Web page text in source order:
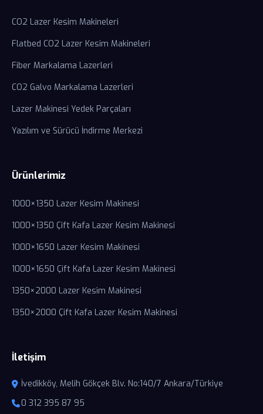
CO2 Lazer Kesim Makineleri
Flatbed CO2 Lazer Kesim Makineleri
Fiber Markalama Lazerleri
CO2 Galvo Markalama Lazerleri
Lazer Makinesi Yedek Parçaları
Yazılım ve Sürücü İndirme Merkezi
Ürünlerimiz
1000×1350 Lazer Kesim Makinesi
1000×1350 Çift Kafa Lazer Kesim Makinesi
1000×1650 Lazer Kesim Makinesi
1000×1650 Çift Kafa Lazer Kesim Makinesi
1350×2000 Lazer Kesim Makinesi
1350×2000 Çift Kafa Lazer Kesim Makinesi
İletişim
İvedikköy, Melih Gökçek Blv. No:140/7 Ankara/Türkiye
0 312 395 87 95